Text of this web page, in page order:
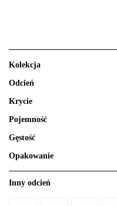
Kolekcja
Odcień
Krycie
Pojemność
Gęstość
Opakowanie
Inny odcień